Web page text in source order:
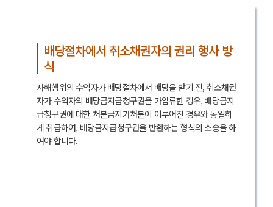
배당절차에서 취소채권자의 권리 행사 방
식
사해행위의 수익자가 배당절차에서 배당을 받기 전, 취소채권
자가 수익자의 배당금지급청구권을 가압류한 경우, 배당금지
급청구권에 대한 처분금지가처분이 이루어진 경우와 동일하
게 취급하여, 배당금지급청구권을 반환하는 형식의 소송을 하
여야 합니다.